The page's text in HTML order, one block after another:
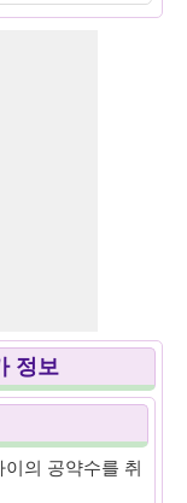
정보
의 공약수를 취